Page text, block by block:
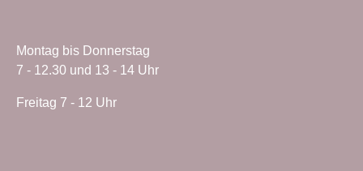
Montag bis Donnerstag
7 - 12.30 und 13 - 14 Uhr
Freitag 7 - 12 Uhr